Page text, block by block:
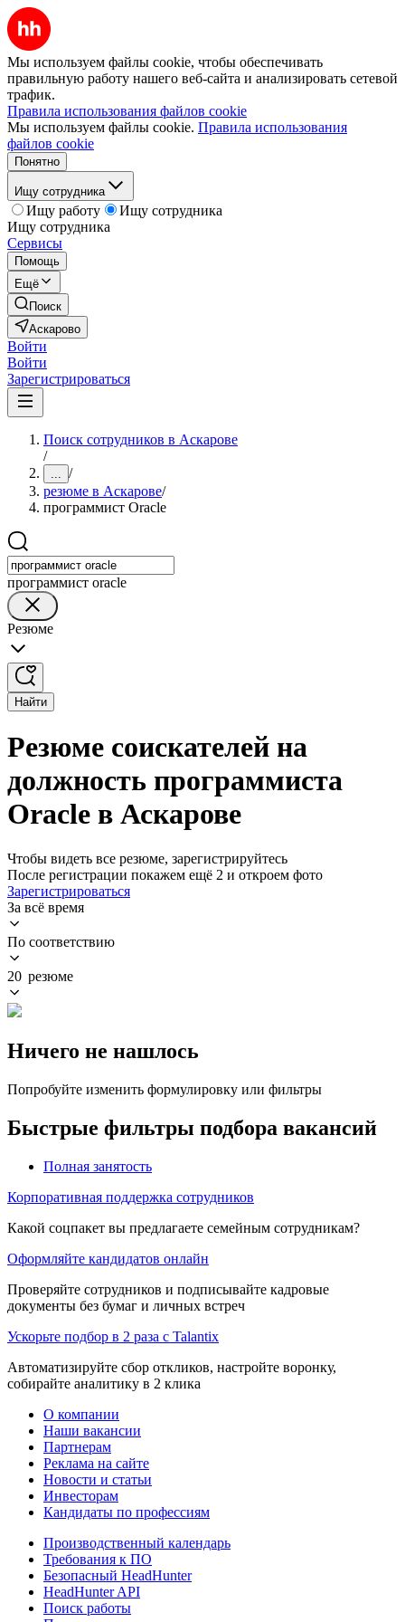
Мы используем файлы cookie, чтобы обеспечивать
правильную работу нашего веб-сайта и анализировать сетевой
трафик.
Правила использования файлов cookie
Мы используем файлы cookie. Правила использования
файлов cookie
Понятно
Ищу сотрудника
Ищу работу
Ищу сотрудника
Ищу сотрудника
Сервисы
Помощь
Ещё
Поиск
Аскарово
Войти
Войти
Зарегистрироваться
Поиск сотрудников в Аскарове
/
... /
резюме в Аскарове/
программист Oracle
программист oracle
Резюме
Найти
Резюме соискателей на
должность программиста
Oracle в Аскарове
Чтобы видеть все резюме, зарегистрируйтесь
После регистрации покажем ещё 2 и откроем фото
Зарегистрироваться
За всё время
По соответствию
20 резюме
Ничего не нашлось
Попробуйте изменить формулировку или фильтры
Быстрые фильтры подбора вакансий
Полная занятость
Корпоративная поддержка сотрудников
Какой соцпакет вы предлагаете семейным сотрудникам?
Оформляйте кандидатов онлайн
Проверяйте сотрудников и подписывайте кадровые
документы без бумаг и личных встреч
Ускорьте подбор в 2 раза с Talantix
Автоматизируйте сбор откликов, настройте воронку,
собирайте аналитику в 2 клика
О компании
Наши вакансии
Партнерам
Реклама на сайте
Новости и статьи
Инвесторам
Кандидаты по профессиям
Производственный календарь
Требования к ПО
Безопасный HeadHunter
HeadHunter API
Поиск работы